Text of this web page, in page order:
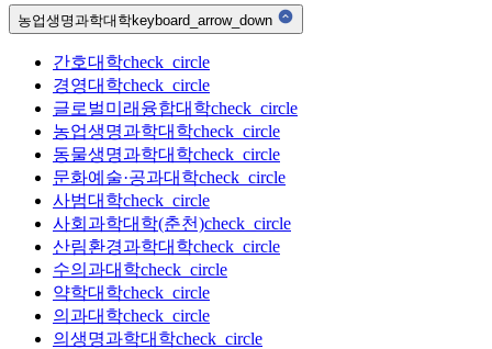
농업생명과학대학keyboard_arrow_down
간호대학check_circle
경영대학check_circle
글로벌미래융합대학check_circle
농업생명과학대학check_circle
동물생명과학대학check_circle
문화예술·공과대학check_circle
사범대학check_circle
사회과학대학(춘천)check_circle
산림환경과학대학check_circle
수의과대학check_circle
약학대학check_circle
의과대학check_circle
의생명과학대학check_circle